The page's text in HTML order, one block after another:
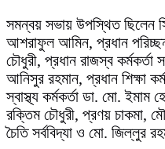
সমন্বয় সভায় উপস্থিত ছিলেন
আশরাফুল আমিন, প্রধান
চৌধুরী, প্রধান রাজস্ব
আনিসুর রহমান, প্রধান শিক্ষা
স্বাস্থ্য কর্মকর্তা ডা. মো. ইমাম
রক্তিম চৌধুরী, প্রণয় চাকমা,
চৈতি সর্ববিদ্যা ও মো. জিল্লুর